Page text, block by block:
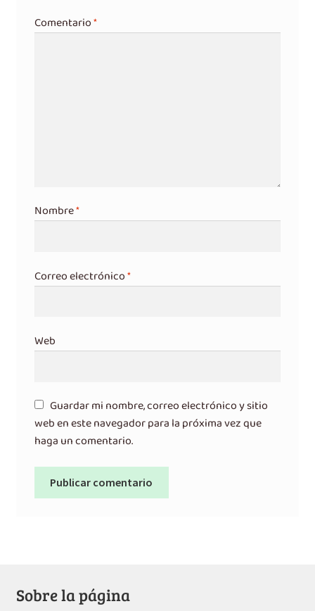
Comentario*
Nombre*
Correo electrónico*
Web
Guardar mi nombre, correo electrónico y sitio
web en este navegador para la próxima vez que
haga un comentario.
Sobre la página